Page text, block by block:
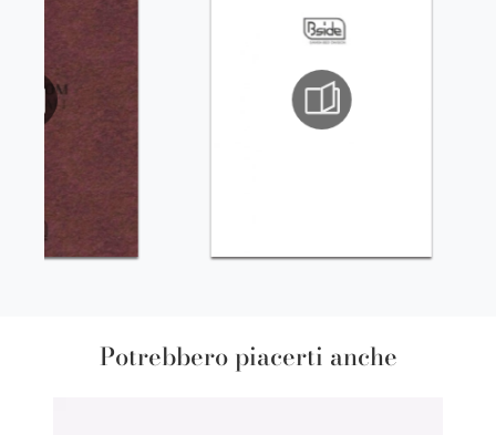
Potrebbero piacerti anche